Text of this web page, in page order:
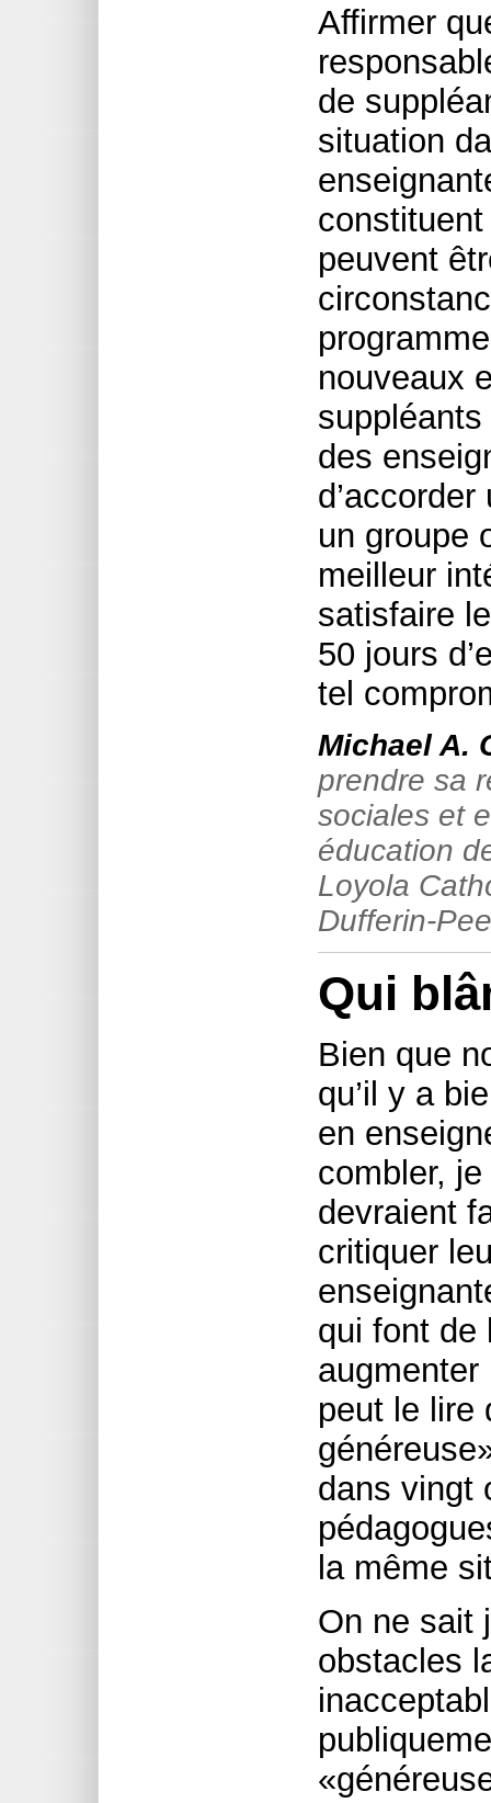
Affirmer
de
situation
peuvent
nouveaux
suppléants
des
un groupe
meilleur
satisfaire
50 jours
tel
Michael A.
prendre sa
sociales et
éducation
Loyola
Dufferin-
Qui
Bien que
qu’il y a
en
combler,
devraient
critiquer
qui font de
peut le lire
dans vingt
la même
On ne sait
obstacles